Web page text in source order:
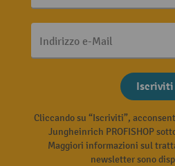
Indirizzo e-Mail
Iscriviti
Cliccando su “Iscriviti”,
Jungheinrich PROFISHOP
Maggiori informazioni sul
newsletter sono